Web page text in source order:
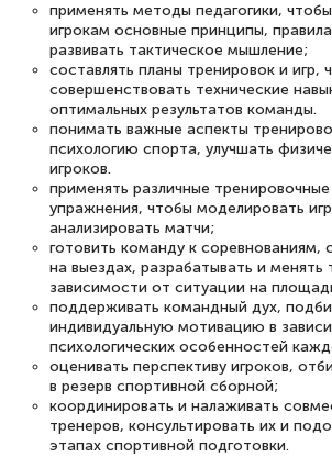
количество тематической
пособий и учебников
прохождения курса, удобная
аттестации, проблем не
каком этапе…
применять методы педагогики,
игрокам основные принципы,
развивать тактическое мышление;
составлять планы тренировок и игр,
совершенствовать технические
оптимальных результатов команды.
понимать важные аспекты
психологию спорта, улучшать
игроков.
применять различные
упражнения, чтобы моделировать
анализировать матчи;
готовить команду к соревнованиям,
на выездах, разрабатывать и менять
зависимости от ситуации на
поддерживать командный дух,
индивидуальную мотивацию в
психологических особенностей
оценивать перспективу игроков,
в резерв спортивной сборной;
координировать и налаживать
тренеров, консультировать их и
этапах спортивной подготовки.